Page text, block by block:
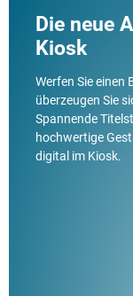
Die neue
Kiosk
Werfen Sie einen
überzeugen Sie
Spannende
hochwertige
digital im Kiosk.